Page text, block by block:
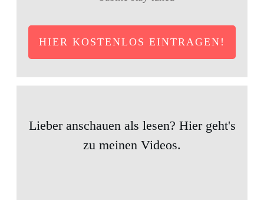
HIER KOSTENLOS EINTRAGEN!
Lieber anschauen als lesen? Hier geht's
zu meinen Videos.